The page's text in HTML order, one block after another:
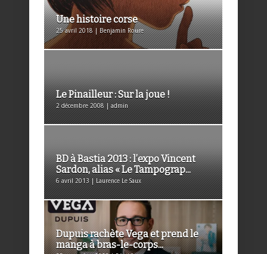
Une histoire corse
25 avril 2018 | Benjamin Roure
Le Pinailleur : Sur la joue !
2 décembre 2008 | admin
BD à Bastia 2013 : l’expo Vincent
Sardon, alias « Le Tampograp...
6 avril 2013 | Laurence Le Saux
Dupuis rachète Vega et prend le
manga à bras-le-corps...